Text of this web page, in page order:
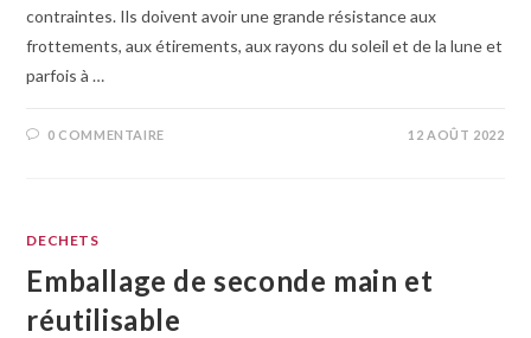
contraintes. Ils doivent avoir une grande résistance aux
frottements, aux étirements, aux rayons du soleil et de la lune et
parfois à …
0 COMMENTAIRE 12 AOÛT 2022
DECHETS
Emballage de seconde main et
réutilisable